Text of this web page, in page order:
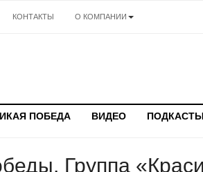
КОНТАКТЫ О КОМПАНИИ
ПОБЕДА ВИДЕО ПОДКАСТЫ
Группа